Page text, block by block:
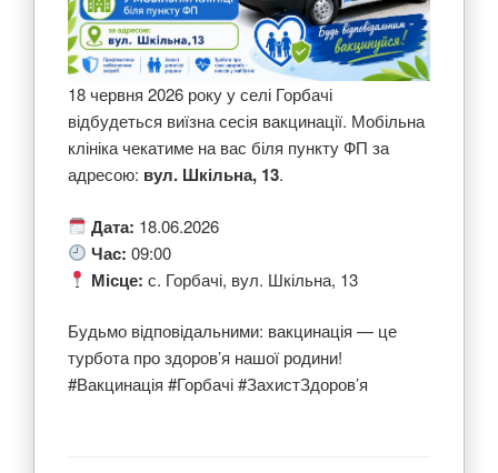
18 червня 2026 року у селі Горбачі
відбудеться виїзна сесія вакцинації. Мобільна
клініка чекатиме на вас біля пункту ФП за
адресою: вул. Шкільна, 13.
Дата: 18.06.2026
Час: 09:00
Місце: с. Горбачі, вул. Шкільна, 13
Будьмо відповідальними: вакцинація — це
турбота про здоров’я нашої родини!
#Вакцинація #Горбачі #ЗахистЗдоров’я